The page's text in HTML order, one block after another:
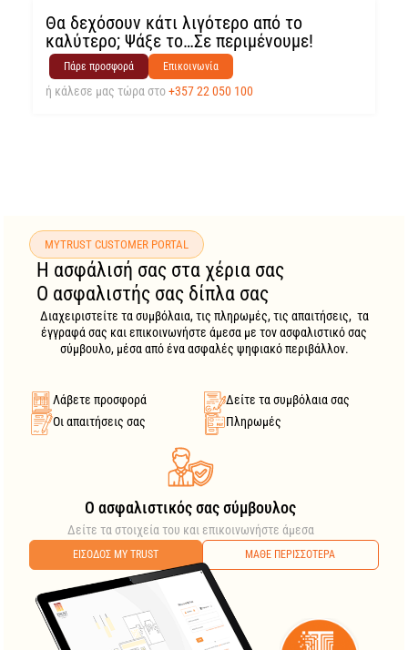
Θα δεχόσουν κάτι λιγότερο από το
καλύτερο; Ψάξε το…Σε περιμένουμε!
Πάρε προσφορά Επικοινωνία
ή κάλεσε μας τώρα στο+357 22 050 100
MYTRUST CUSTOMER PORTAL
Η ασφάλισή σας στα χέρια σας
Ο ασφαλιστής σας δίπλα σας
Διαχειριστείτε τα συμβόλαια, τις πληρωμές, τις απαιτήσεις, τα
έγγραφά σας και επικοινωνήστε άμεσα με τον ασφαλιστικό σας
σύμβουλο, μέσα από ένα ασφαλές ψηφιακό περιβάλλον.
Λάβετε προσφορά
Δείτε τα συμβόλαια σας
Οι απαιτήσεις σας
Πληρωμές
O ασφαλιστικός σας σύμβουλος
Δείτε τα στοιχεία του και επικοινωνήστε άμεσα
ΕΙΣΟΔΟΣ MY TRUST ΜΑΘΕ ΠΕΡΙΣΣΟΤΕΡΑ